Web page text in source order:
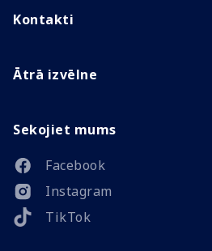
Kontakti
Ātrā izvēlne
Sekojiet mums
Facebook
Instagram
TikTok